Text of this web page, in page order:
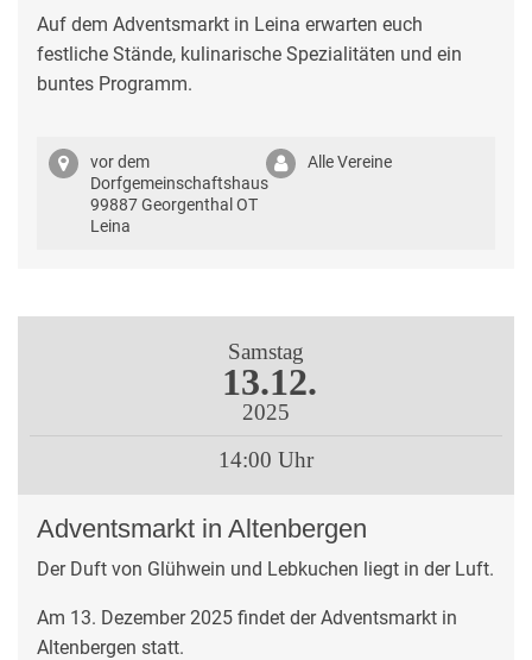
Auf dem Adventsmarkt in Leina erwarten euch
festliche Stände, kulinarische Spezialitäten und ein
buntes Programm.
vor dem
Dorfgemeinschaftshaus
99887 Georgenthal OT
Leina
Alle Vereine
Samstag
13.12.
2025
14:00 Uhr
Adventsmarkt in Altenbergen
Der Duft von Glühwein und Lebkuchen liegt in der Luft.
Am 13. Dezember 2025 findet der Adventsmarkt in
Altenbergen statt.